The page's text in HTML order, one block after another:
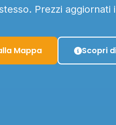
Prezzi aggiornati
Mappa Scopri